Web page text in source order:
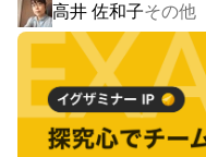
Saasツールや、ツール群
用し、OMOマーケティ
具体的な提供サービス
・大型物件の店舗運営の
・デジタル広告の企画か
高井 佐和子その他